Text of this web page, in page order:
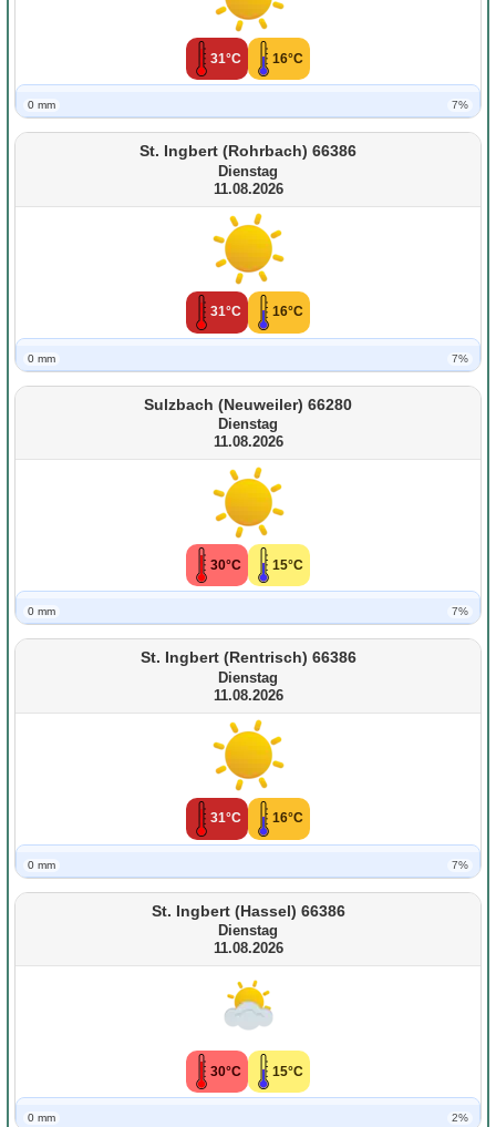
31°C 16°C
0 mm 7%
St. Ingbert (Rohrbach) 66386
Dienstag
11.08.2026
31°C 16°C
0 mm 7%
Sulzbach (Neuweiler) 66280
Dienstag
11.08.2026
30°C 15°C
0 mm 7%
St. Ingbert (Rentrisch) 66386
Dienstag
11.08.2026
31°C 16°C
0 mm 7%
St. Ingbert (Hassel) 66386
Dienstag
11.08.2026
30°C 15°C
0 mm 2%